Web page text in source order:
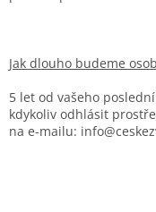
Jak dlouho budeme
5 let od vašeho
kdykoliv odhlásit
na e-mailu: